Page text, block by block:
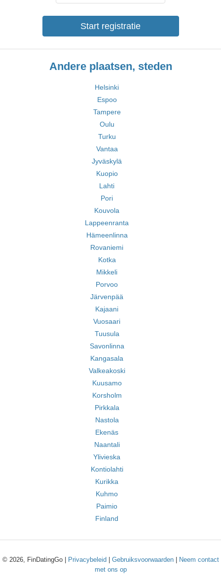
Start registratie
Andere plaatsen, steden
Helsinki
Espoo
Tampere
Oulu
Turku
Vantaa
Jyväskylä
Kuopio
Lahti
Pori
Kouvola
Lappeenranta
Hämeenlinna
Rovaniemi
Kotka
Mikkeli
Porvoo
Järvenpää
Kajaani
Vuosaari
Tuusula
Savonlinna
Kangasala
Valkeakoski
Kuusamo
Korsholm
Pirkkala
Nastola
Ekenäs
Naantali
Ylivieska
Kontiolahti
Kurikka
Kuhmo
Paimio
Finland
© 2026, FinDatingGo | Privacybeleid Gebruiksvoorwaarden|
Neem contact
met ons op